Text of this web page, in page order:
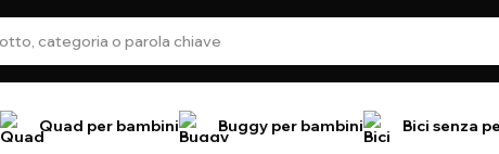
Quad per bambini Buggy per bambini Bici senza